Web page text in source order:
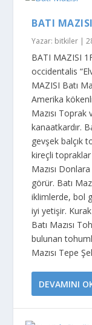
BATI MAZISI
Yazar: bitkiler |
BATI MAZISI
occidentalis
MAZISI Batı
Amerika
Mazısı
kanaatkardır.
gevşek balçık
kireçli
Mazısı
görür. Batı
iklimlerde, bol
iyi yetişir. Kurak
Batı Mazısı
bulunan
Mazısı Tepe
DEVAMINI